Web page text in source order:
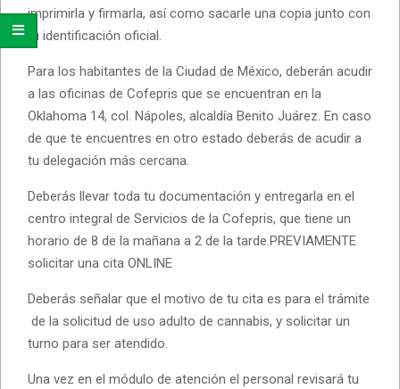
imprimirla y firmarla, así como sacarle una copia junto con
tu identificación oficial.
Para los habitantes de la Ciudad de México, deberán acudir
a las oficinas de Cofepris que se encuentran en la
Oklahoma 14, col. Nápoles, alcaldía Benito Juárez. En caso
de que te encuentres en otro estado deberás de acudir a
tu delegación más cercana.
Deberás llevar toda tu documentación y entregarla en el
centro integral de Servicios de la Cofepris, que tiene un
horario de 8 de la mañana a 2 de la tarde.PREVIAMENTE
solicitar una cita ONLINE
Deberás señalar que el motivo de tu cita es para el trámite
de la solicitud de uso adulto de cannabis, y solicitar un
turno para ser atendido.
Una vez en el módulo de atención el personal revisará tu